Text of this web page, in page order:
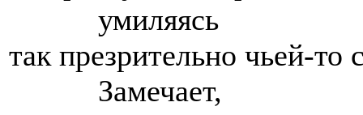
умиляясь
так презрительно чьей-то
Замечает,